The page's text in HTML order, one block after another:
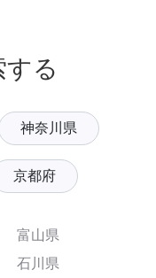
る
神奈川県
京都府
富山県
石川県